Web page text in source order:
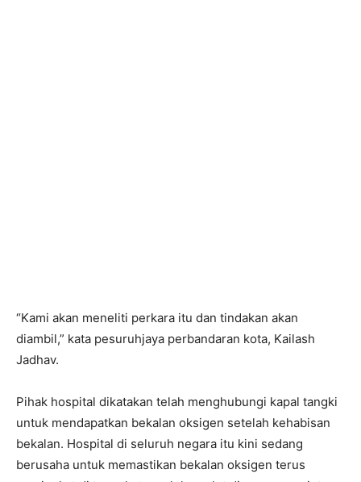
“Kami akan meneliti perkara itu dan tindakan akan
diambil,” kata pesuruhjaya perbandaran kota, Kailash
Jadhav.
Pihak hospital dikatakan telah menghubungi kapal tangki
untuk mendapatkan bekalan oksigen setelah kehabisan
bekalan. Hospital di seluruh negara itu kini sedang
berusaha untuk memastikan bekalan oksigen terus